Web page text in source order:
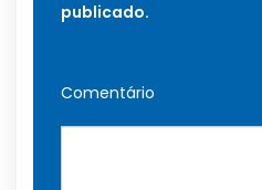
publicado.
Comentário